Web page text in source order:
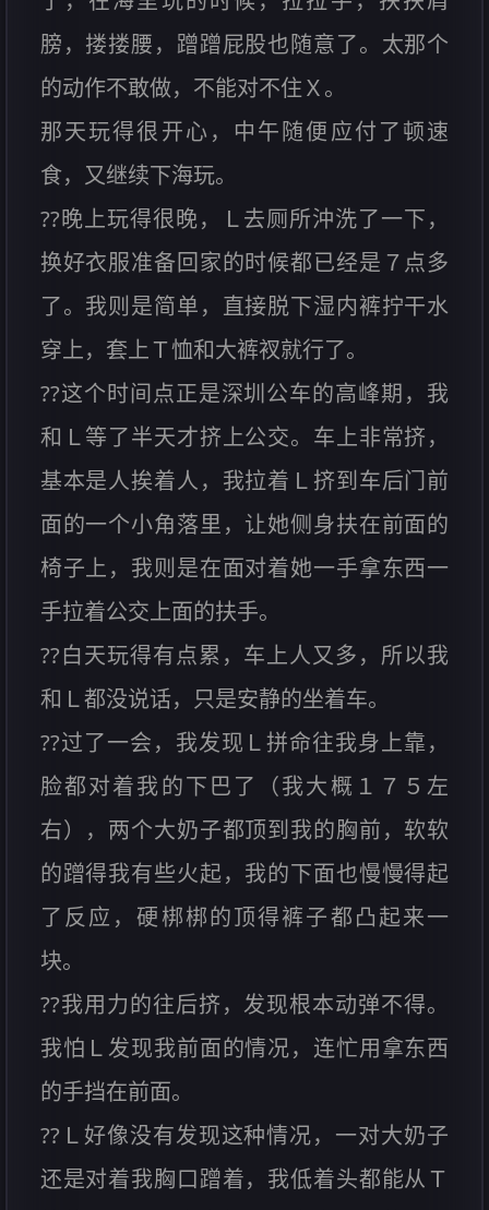
膀，搂搂腰，蹭蹭屁股也随意了。太那个
的动作不敢做，不能对不住Ｘ。
那天玩得很开心，中午随便应付了顿速
食，又继续下海玩。
??晚上玩得很晚，Ｌ去厕所沖洗了一下，
换好衣服准备回家的时候都已经是７点多
了。我则是简单，直接脱下湿内裤拧干水
穿上，套上Ｔ恤和大裤衩就行了。
??这个时间点正是深圳公车的高峰期，我
和Ｌ等了半天才挤上公交。车上非常挤，
基本是人挨着人，我拉着Ｌ挤到车后门前
面的一个小角落里，让她侧身扶在前面的
椅子上，我则是在面对着她一手拿东西一
手拉着公交上面的扶手。
??白天玩得有点累，车上人又多，所以我
和Ｌ都没说话，只是安静的坐着车。
??过了一会，我发现Ｌ拼命往我身上靠，
脸都对着我的下巴了（我大概１７５左
右），两个大奶子都顶到我的胸前，软软
的蹭得我有些火起，我的下面也慢慢得起
了反应，硬梆梆的顶得裤子都凸起来一
块。
??我用力的往后挤，发现根本动弹不得。
我怕Ｌ发现我前面的情况，连忙用拿东西
的手挡在前面。
??Ｌ好像没有发现这种情况，一对大奶子
还是对着我胸口蹭着，我低着头都能从Ｔ